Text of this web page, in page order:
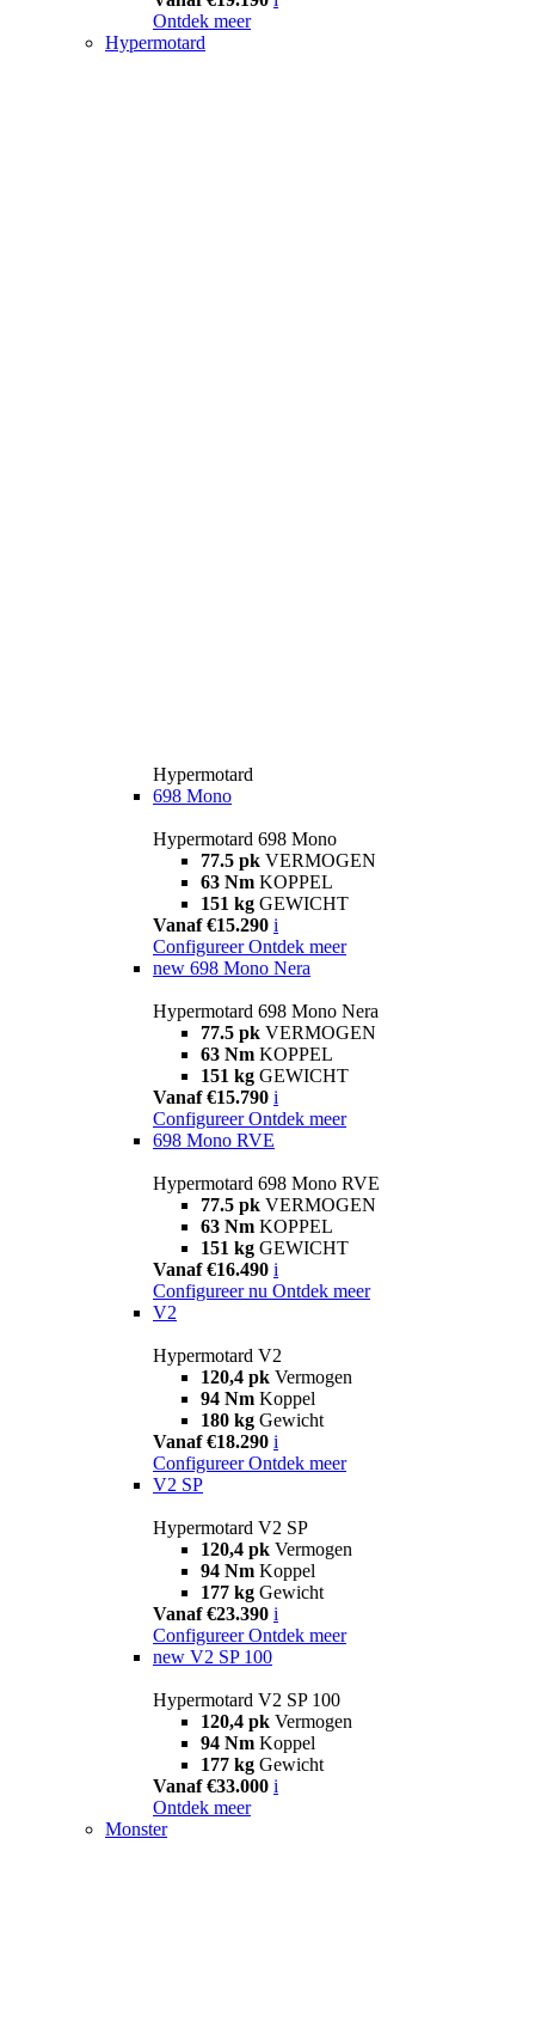
Ontdek meer
Hypermotard
Hypermotard
698 Mono
Hypermotard 698 Mono
77.5 pk VERMOGEN
63 Nm KOPPEL
151 kg GEWICHT
Vanaf €15.290 i
Configureer Ontdek meer
new 698 Mono Nera
Hypermotard 698 Mono Nera
77.5 pk VERMOGEN
63 Nm KOPPEL
151 kg GEWICHT
Vanaf €15.790 i
Configureer Ontdek meer
698 Mono RVE
Hypermotard 698 Mono RVE
77.5 pk VERMOGEN
63 Nm KOPPEL
151 kg GEWICHT
Vanaf €16.490 i
Configureer nu Ontdek meer
V2
Hypermotard V2
120,4 pk Vermogen
94 Nm Koppel
180 kg Gewicht
Vanaf €18.290 i
Configureer Ontdek meer
V2 SP
Hypermotard V2 SP
120,4 pk Vermogen
94 Nm Koppel
177 kg Gewicht
Vanaf €23.390 i
Configureer Ontdek meer
new V2 SP 100
Hypermotard V2 SP 100
120,4 pk Vermogen
94 Nm Koppel
177 kg Gewicht
Vanaf €33.000 i
Ontdek meer
Monster